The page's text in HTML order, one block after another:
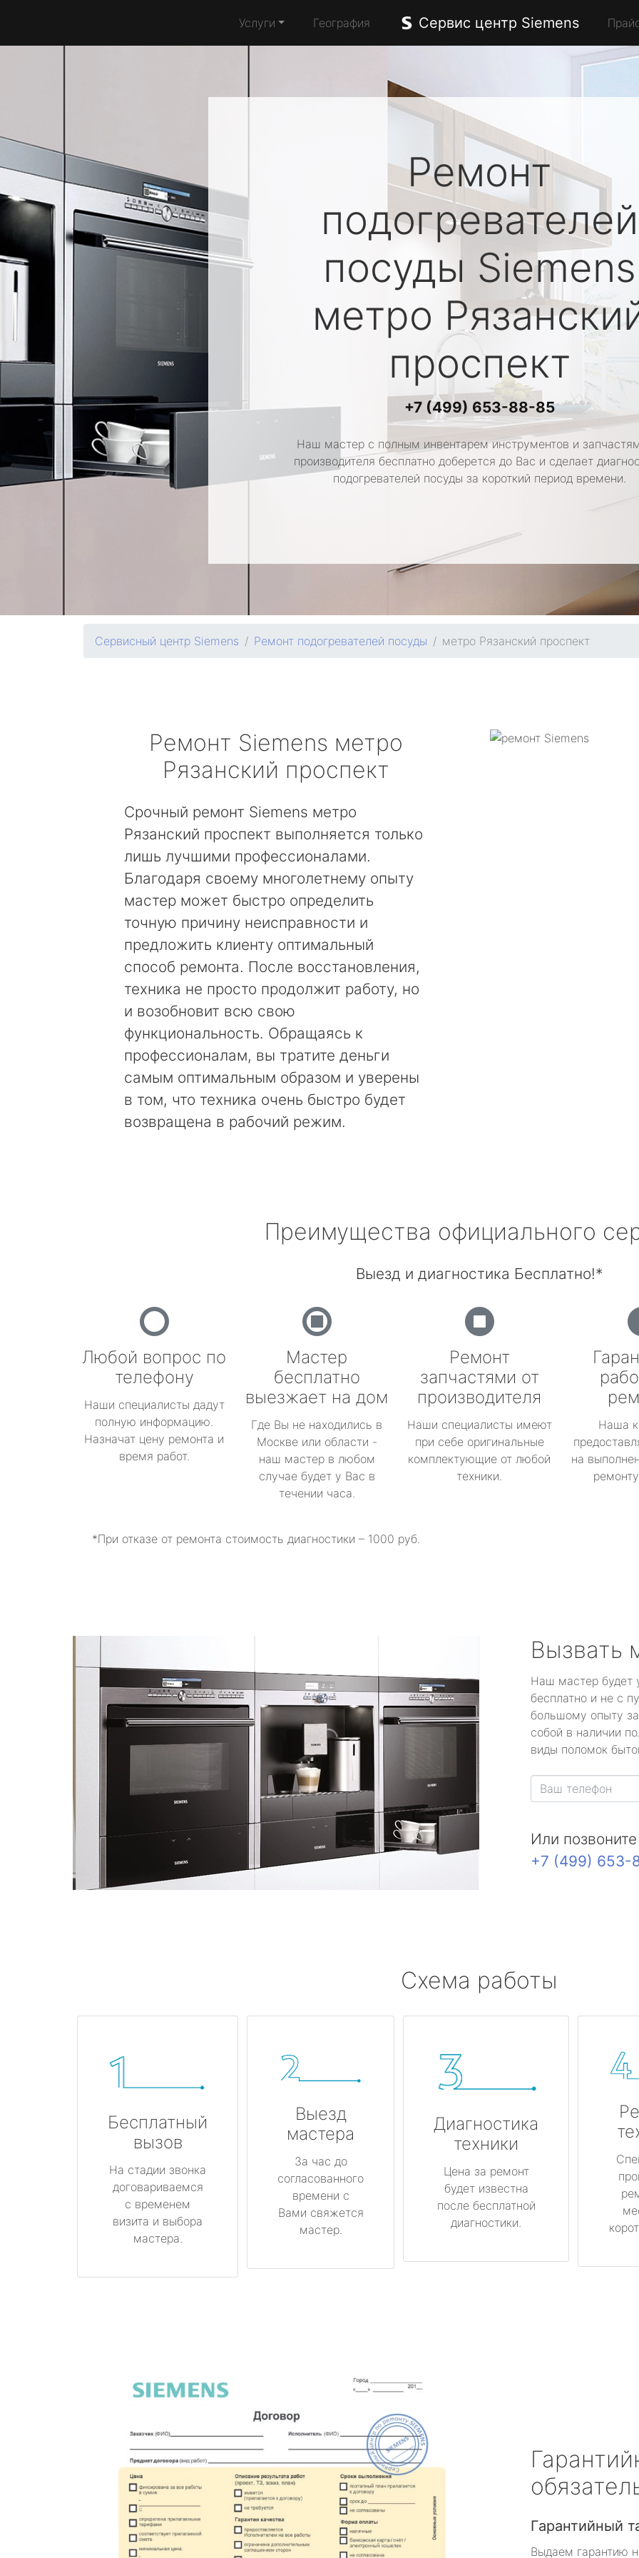
Услуги География Сервис центр Siemens
Ремонт
подогревателей
посуды Siemens
метро
проспект
+7 (499) 653-88-85
Наш мастер с полным инвентарем инструментов и
производителя бесплатно доберется до Вас и сделает
подогревателей посуды за короткий период времени.
Сервисный центр Siemens Ремонт подогревателей посуды метро Рязанский проспект
Ремонт Siemens метро
Рязанский проспект
Срочный ремонт Siemens метро
Рязанский проспект выполняется только
лишь лучшими профессионалами.
Благодаря своему многолетнему опыту
мастер может быстро определить
точную причину неисправности и
предложить клиенту оптимальный
способ ремонта. После восстановления,
техника не просто продолжит работу, но
и возобновит всю свою
функциональность. Обращаясь к
профессионалам, вы тратите деньги
самым оптимальным образом и уверены
в том, что техника очень быстро будет
возвращена в рабочий режим.
Преимущества официального
Выезд и диагностика Бесплатно!*
Любой вопрос по
телефону
Наши специалисты дадут
полную информацию.
Назначат цену ремонта и
время работ.
Мастер
бесплатно
выезжает на дом
Где Вы не находились в
Москве или области -
наш мастер в любом
случае будет у Вас в
течении часа.
Ремонт
запчастями от
производителя
Наши специалисты имеют
при себе оригинальные
комплектующие от любой
техники.
Наша
на
*При отказе от ремонта стоимость диагностики – 1000 руб.
Вызвать
Наш мастер будет
бесплатно и не с
большому опыту
собой в наличии
виды поломок
Или
+7 (499) 653-
Схема работы
Бесплатный
вызов
На стадии звонка
договариваемся
с временем
визита и выбора
мастера.
Выезд
мастера
За час до
согласованного
времени с
Вами свяжется
мастер.
Диагностика
техники
Цена за ремонт
будет известна
после бесплатной
диагностики.
Гарантийный
Выдаем гарантию